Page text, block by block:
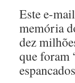
Este e-
memória
dez
que foram